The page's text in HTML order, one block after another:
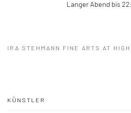
Langer Abend bis
IRA STEHMANN FINE ARTS AT
KÜNSTLER